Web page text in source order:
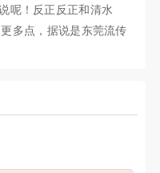
呢！反正反正和清水
多点，据说是东莞流传